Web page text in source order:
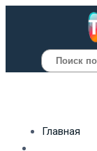
Поиск
Главная